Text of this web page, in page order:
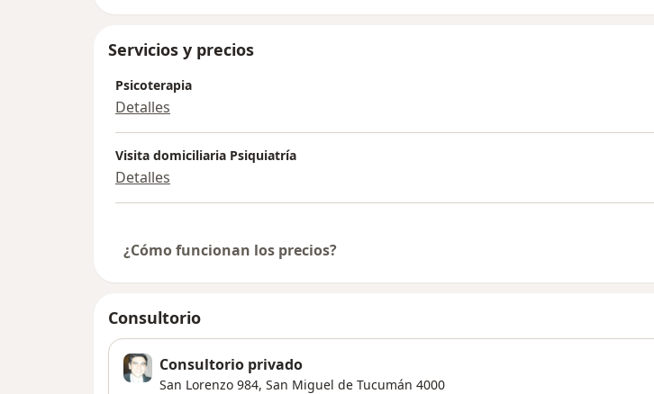
Servicios y precios
Psicoterapia
Detalles
Visita domiciliaria Psiquiatría
Detalles
¿Cómo funcionan los precios?
Consultorio
Consultorio privado
San Lorenzo 984, San Miguel de Tucumán 4000